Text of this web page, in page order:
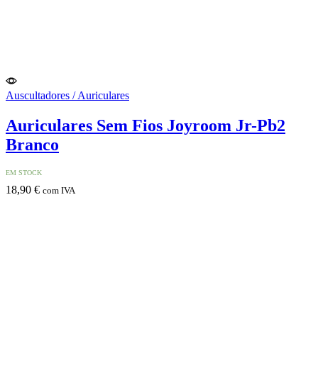
Auscultadores / Auriculares
Auriculares Sem Fios Joyroom Jr-Pb2
Branco
EM STOCK
18,90 € com IVA